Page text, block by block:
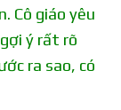
Cô giáo yêu
ý rất rõ
ra sao, có